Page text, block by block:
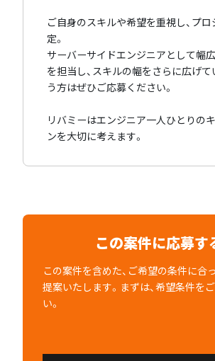
ご自身のスキルや希望を重視し、プ
定。
サーバーサイドエンジニアとして幅
を担当し、スキルの幅をさらに広げ
う方はぜひご応募ください。
リバミーはエンジニア一人ひとりの
ンを大切に考えます。
この案件に応募す
この案件を含めた、ご希望の条件に合
提案いたします。まずは、希望条件を
い。